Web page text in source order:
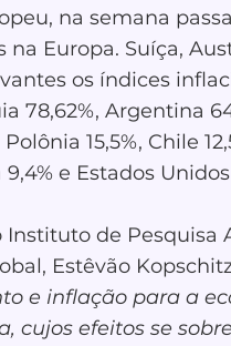
na semana
na Europa. Suíça,
os índices
78,62%, Argentina
15,5%, Chile
e Estados
de Pesquisa
Estêvão
e inflação para a
cujos efeitos se